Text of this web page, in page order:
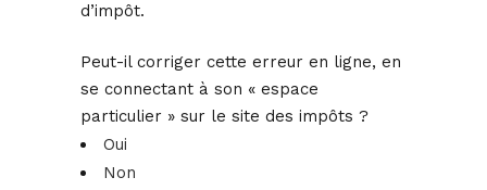
d’impôt.
Peut-il corriger cette erreur en ligne, en
se connectant à son « espace
particulier » sur le site des impôts ?
Oui
Non